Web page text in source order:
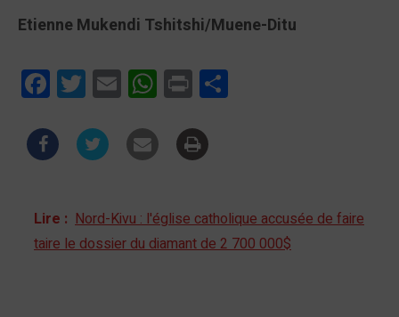
Etienne Mukendi Tshitshi/Muene-Ditu
FacebookTwitterEmail WhatsApp
Print
Lire : Nord-Kivu : l'église catholique accusée de faire
taire le dossier du diamant de 2 700 000$